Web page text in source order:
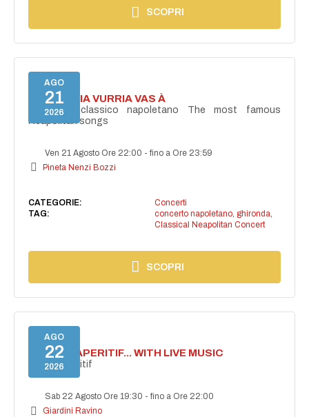
SCOPRI
AGO
21
2026
I'TE VURRIA VURRIA VAS À
Concerto classico napoletano The most famous
Neapolitan songs
Ven 21 Agosto Ore 22:00 -fino a Ore 23:59
Pineta Nenzi Bozzi
CATEGORIE:
Concerti
TAG:
concerto napoletano, ghironda
Classical Neapolitan Concert
SCOPRI
AGO
22
2026
SECRET APERITIF... WITH LIVE MUSIC
Secret aperitif
Sab 22 Agosto Ore 19:30 -fino a Ore 22:00
Giardini Ravino